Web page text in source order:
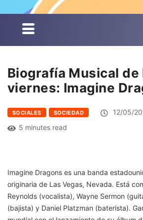
Biografía Musical de
viernes: Imagine
SOCIALES SOCIEDAD 12/05/
5 minutes read
Imagine Dragons es una banda
originaria de Las Vegas, Nevada. Está
Reynolds (vocalista), Wayne Sermon
(bajista) y Daniel Platzman (baterista).